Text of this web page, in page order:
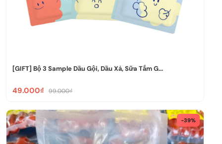
[GIFT] Bộ 3 Sample Dầu Gội, Dầu Xả, Sữa Tắm G...
49.000₫ 99.000₫
-39%